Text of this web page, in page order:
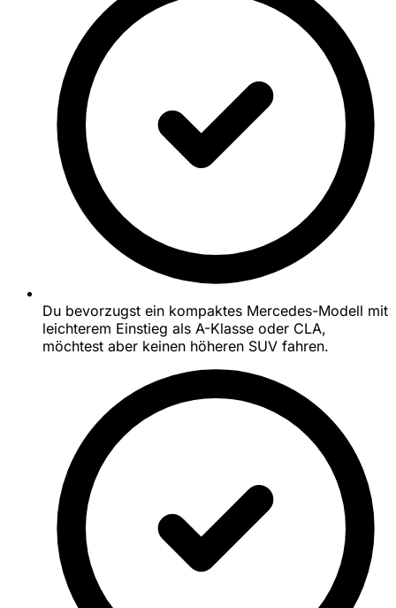
Du bevorzugst ein kompaktes Mercedes-Modell mit
leichterem Einstieg als A-Klasse oder CLA,
möchtest aber keinen höheren SUV fahren.